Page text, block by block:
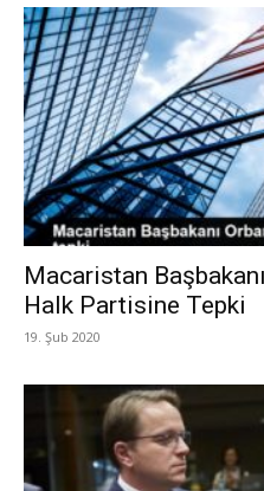
Macaristan
Halk Partisine Tepki
19. Şub 2020